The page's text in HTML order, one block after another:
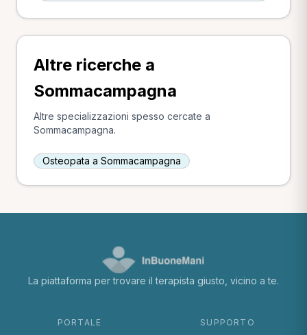
Altre ricerche a
Sommacampagna
Altre specializzazioni spesso cercate a
Sommacampagna.
Osteopata a Sommacampagna
La piattaforma per trovare il terapista giusto, vicino a te.
PORTALE SUPPORTO